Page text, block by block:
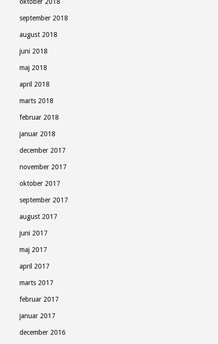
september 2018
august 2018
juni 2018
maj 2018
april 2018
marts 2018
februar 2018
januar 2018
december 2017
november 2017
oktober 2017
september 2017
august 2017
juni 2017
maj 2017
april 2017
marts 2017
februar 2017
januar 2017
december 2016